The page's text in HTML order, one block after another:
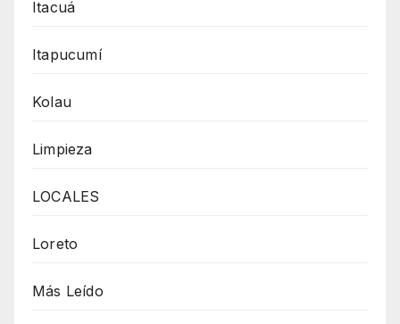
Itacuá
Itapucumí
Kolau
Limpieza
LOCALES
Loreto
Más Leído